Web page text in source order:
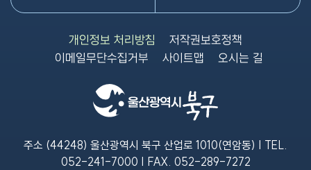
개인정보 처리방침
저작권보호정책
이메일무단수집거부
사이트맵 오시는 길
주소 (44248) 울산광역시 북구 산업로 1010(연암동) | TEL.
052-241-7000 | FAX. 052-289-7272